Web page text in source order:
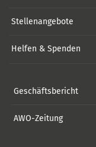
Stellenangebote
Helfen & Spenden
Geschäftsbericht
AWO-Zeitung